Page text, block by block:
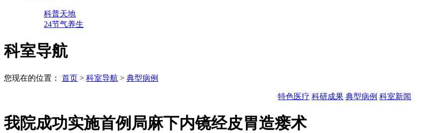
科普天地
24节气养生
科室导航
您现在的位置： 首页 > 科室导航 > 典型病例
特色医疗 科研成果 典型病例 科室新闻
我院成功实施首例局麻下内镜经皮胃造瘘术